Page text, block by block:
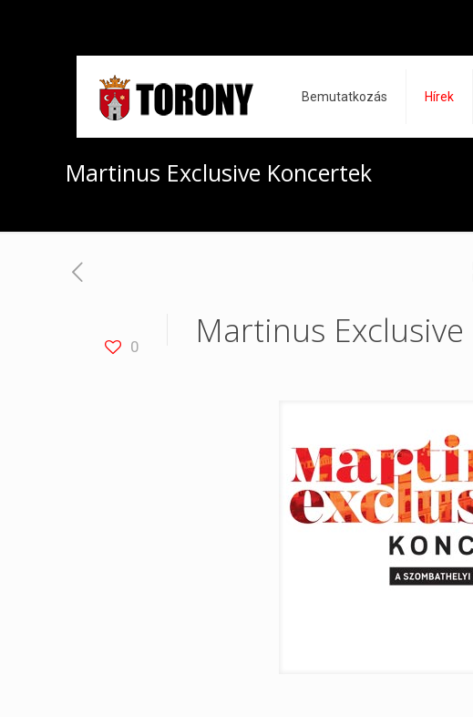
Bemutatkozás Hírek
Martinus Exclusive Koncertek
0 Martinus